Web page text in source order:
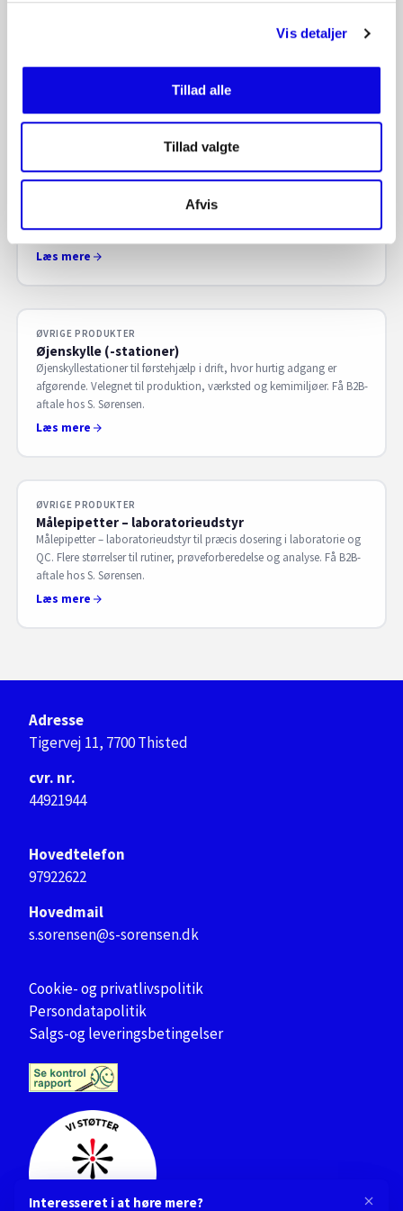
Vis detaljer
Tillad alle
Tillad valgte
Afvis
Overtræksdragte til beskyttelse og hygiejne i produktion, rengøring
ØVRIGE PRODUKTER
Engangsbeklædning til hygiejne og beskyttelse i produktion og
rengøring. Praktisk til skift og zoner. Få B2B-aftale hos S. Sørensen.
Læs mere
ØVRIGE PRODUKTER
Øjenskylle (-stationer)
Øjenskyllestationer til førstehjælp i drift, hvor hurtig adgang er
afgørende. Velegnet til produktion, værksted og kemimiljøer. Få B2B-
aftale hos S. Sørensen.
Læs mere
ØVRIGE PRODUKTER
Målepipetter – laboratorieudstyr
Målepipetter – laboratorieudstyr til præcis dosering i laboratorie og
QC. Flere størrelser til rutiner, prøveforberedelse og analyse. Få B2B-
aftale hos S. Sørensen.
Læs mere
Interesseret i at høre mere?
Adresse
Tigervej 11, 7700 Thisted
cvr. nr.
44921944
Hovedtelefon
97922622
Hovedmail
s.sorensen@s-sorensen.dk
Cookie- og privatlivspolitik
Persondatapolitik
Salgs-og leveringsbetingelser